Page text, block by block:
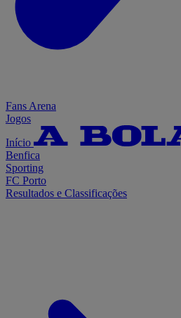
Fans Arena
Jogos
Início
Benfica
Sporting
FC Porto
Resultados e Classificações